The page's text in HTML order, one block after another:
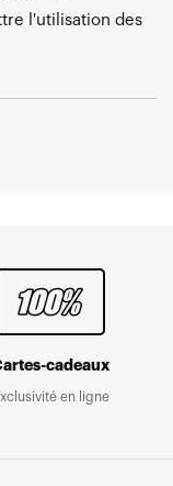
l'utilisation des
cadeaux
en ligne